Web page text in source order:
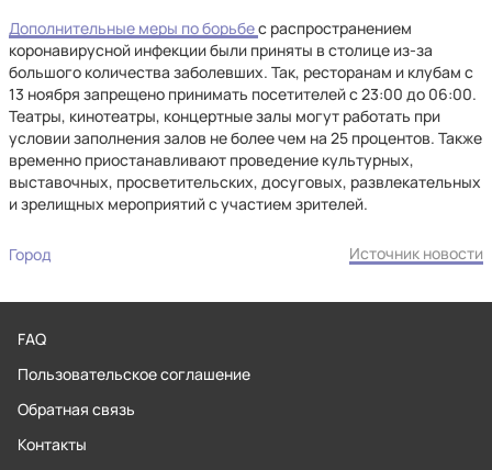
Дополнительные меры по борьбес распространением
коронавирусной инфекции были приняты в столице из-за
большого количества заболевших. Так, ресторанам и клубам с
13 ноября запрещено принимать посетителей с 23:00 до 06:00.
Театры, кинотеатры, концертные залы могут работать при
условии заполнения залов не более чем на 25 процентов. Также
временно приостанавливают проведение культурных,
выставочных, просветительских, досуговых, развлекательных
и зрелищных мероприятий с участием зрителей.
Город Источник новости
FAQ
Пользовательское соглашение
Обратная связь
Контакты